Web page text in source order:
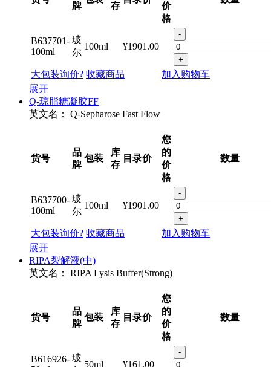
牌 存
价
格
B637701-
100ml
玻
尔
100ml ¥1901.00
-
+
大包装询价? 收藏商品
加入购物车
展开
Q-琼脂糖凝胶FF
英文名：
Q-Sepharose Fast Flow
货号
品
牌
包装
库
存
目录价
您
的
价
格
数量
B637700-
100ml
玻
尔
100ml ¥1901.00
-
+
大包装询价? 收藏商品
加入购物车
展开
RIPA裂解液(中)
英文名：
RIPA Lysis Buffer(Strong)
货号
品
牌
包装
库
存
目录价
您
的
价
格
数量
B616926- 玻
50ml ¥161.00
-